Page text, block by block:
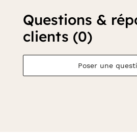
Questions &
clients (0)
Poser une